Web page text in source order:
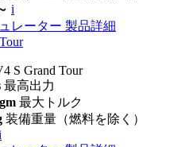
i
レーター 製品詳細
S Grand Tour
最高出力
最大トルク
装備重量（燃料を除く）